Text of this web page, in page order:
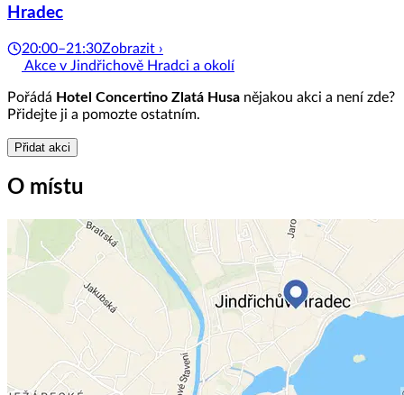
Hradec
20:00–21:30Zobrazit ›
Akce v Jindřichově Hradci a okolí
Pořádá Hotel Concertino Zlatá Husa nějakou akci a není zde?
Přidejte ji a pomozte ostatním.
Přidat akci
O místu